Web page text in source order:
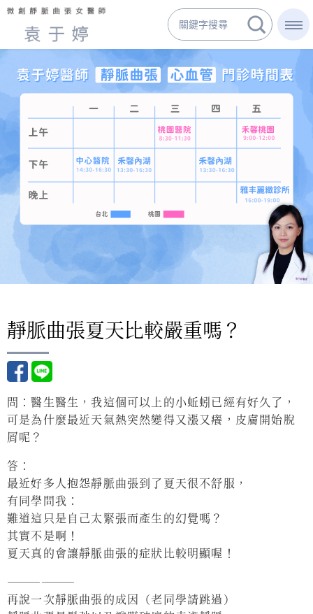
靜脈曲張夏天比較嚴重嗎？
問：醫生醫生，我這個可以上的小蚯蚓已經有好久了，
可是為什麼最近天氣熱突然變得又漲又癢，皮膚開始脫
屑呢？
答：
最近好多人抱怨靜脈曲張到了夏天很不舒服，
有同學問我：
難道這只是自己太緊張而產生的幻覺嗎？
其實不是啊！
夏天真的會讓靜脈曲張的症狀比較明顯喔！
——————
再說一次靜脈曲張的成因（老同學請跳過）